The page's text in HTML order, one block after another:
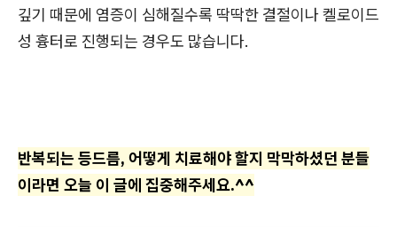
깊기 때문에 염증이 심해질수록 딱딱한 결절이나 켈로이드
성 흉터로 진행되는 경우도 많습니다.
반복되는 등드름, 어떻게 치료해야 할지 막막하셨던 분들
이라면 오늘 이 글에 집중해주세요.^^